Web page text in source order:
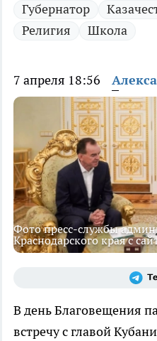
Губернатор
Религия
Школа
7 апреля 18:56
Фото пресс-службы
Краснодарского края с
В день Благовещения
встречу с главой